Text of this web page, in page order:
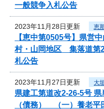
一般競争入札公告
2023年11月28日更新 恵
【恵中第0505号】県営
村・山岡地区 集落道第
札公告
2023年11月27日更新 大
県建工第道改2-26-5号 県
（債務） （一）養老